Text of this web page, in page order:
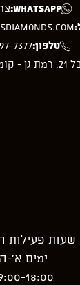
WhatsApp:
טלפון:7377
8, משרד 68
שעות פעילות
ימים א’-
18:00